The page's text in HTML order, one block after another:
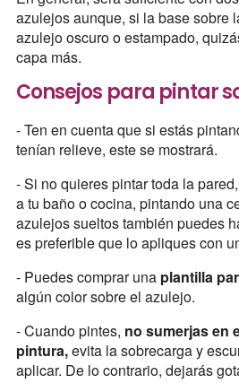
azulejos aunque, si la base sobre
azulejo oscuro o estampado,
capa más.
Consejos para pintar
- Ten en cuenta que si estás
tenían relieve, este se mostrará.
- Si no quieres pintar toda la
a tu baño o cocina, pintando una
azulejos sueltos también puedes
es preferible que lo apliques con
- Puedes comprar una plantilla
algún color sobre el azulejo.
- Cuando pintes, no sumerjas en
pintura,evita la sobrecarga y
aplicar. De lo contrario, dejarás